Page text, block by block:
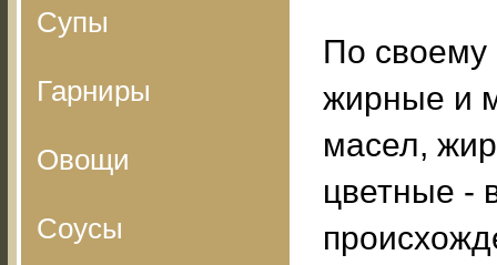
Супы
Гарниры
Овощи
Соусы
По своему
жирные и
масел,
цветные -